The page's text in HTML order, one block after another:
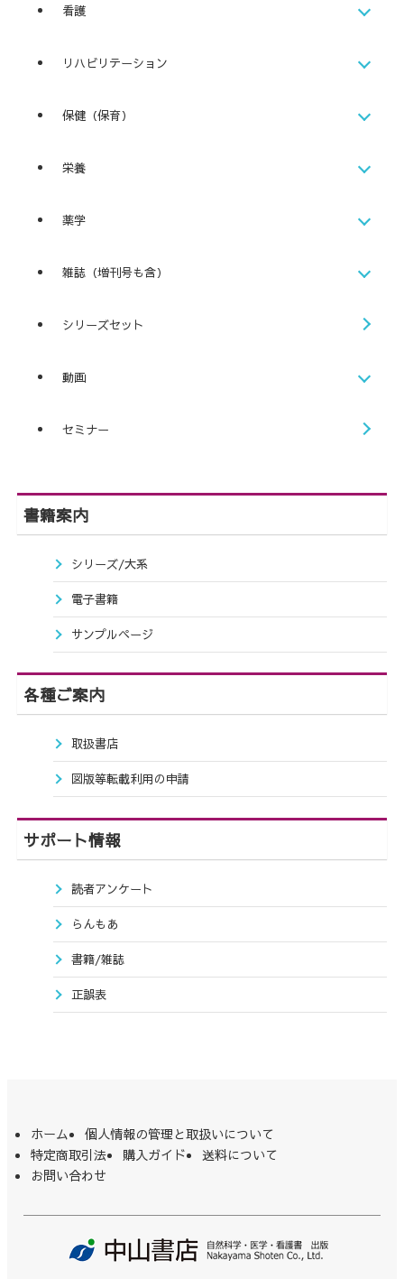
看護
リハビリテーション
保健（保育）
栄養
薬学
雑誌（増刊号も含）
シリーズセット
動画
セミナー
書籍案内
シリーズ/大系
電子書籍
サンプルページ
各種ご案内
取扱書店
図版等転載利用の申請
サポート情報
読者アンケート
らんもあ
書籍/雑誌
正誤表
ホーム
個人情報の管理と取扱いについて
特定商取引法
購入ガイド
送料について
お問い合わせ